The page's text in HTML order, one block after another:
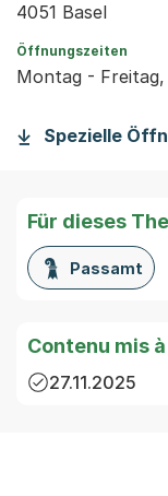
4051 Basel
Öffnungszeiten
Montag -
Spezielle
Für dieses
Passamt
Contenu mis
27.11.2025